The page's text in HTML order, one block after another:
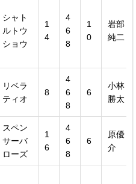
シャト
ルトウ
ショウ
1
4
4
6
8
1
0
岩部
純二
リベラ
ティオ
8
4
6
8
6
小林
勝太
スペン
サーバ
ローズ
1
6
4
6
8
6
原優
介